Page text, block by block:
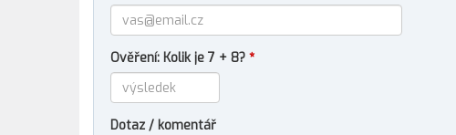
Ověření: Kolik je 7 + 8? *
Dotaz / komentář